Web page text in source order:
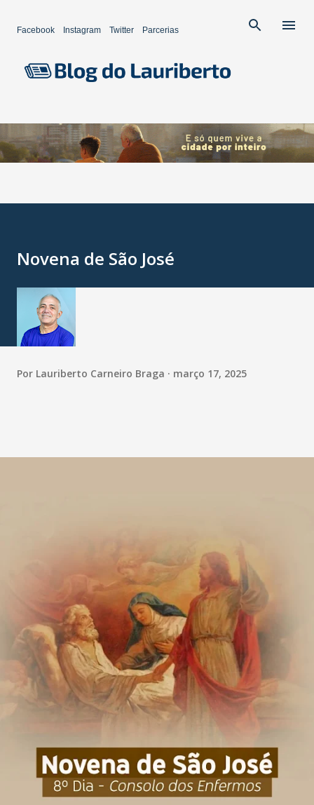
Facebook Instagram Twitter Parcerias
Novena de São José
Por Lauriberto Carneiro Braga março 17, 2025